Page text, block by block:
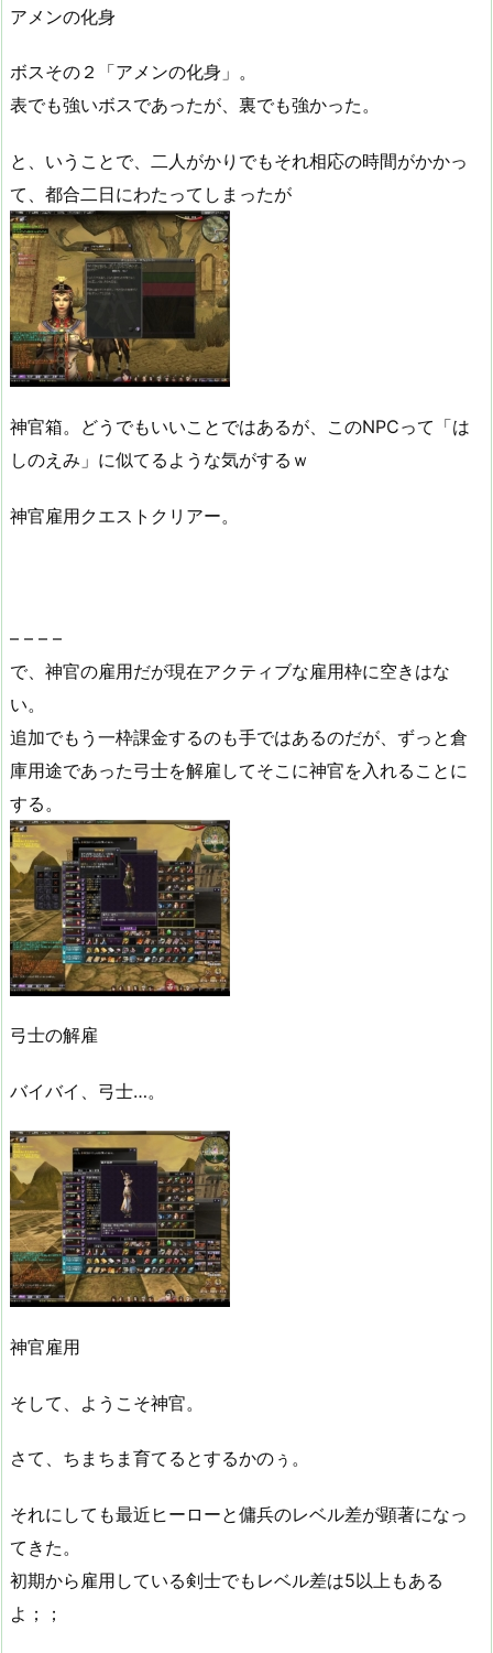
アメンの化身
ボスその２「アメンの化身」。
表でも強いボスであったが、裏でも強かった。
と、いうことで、二人がかりでもそれ相応の時間がかかっ
て、都合二日にわたってしまったが
神官箱。どうでもいいことではあるが、このNPCって「は
しのえみ」に似てるような気がするｗ
神官雇用クエストクリアー。
– – – –
で、神官の雇用だが現在アクティブな雇用枠に空きはな
い。
追加でもう一枠課金するのも手ではあるのだが、ずっと倉
庫用途であった弓士を解雇してそこに神官を入れることに
する。
弓士の解雇
バイバイ、弓士…。
神官雇用
そして、ようこそ神官。
さて、ちまちま育てるとするかのぅ。
それにしても最近ヒーローと傭兵のレベル差が顕著になっ
てきた。
初期から雇用している剣士でもレベル差は5以上もある
よ；；